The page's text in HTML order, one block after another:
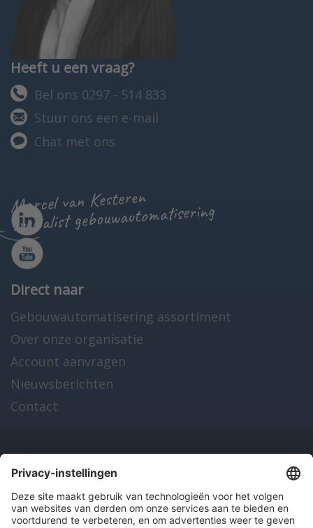
Heeft u een vraag?
Bel ons 0297 - 514 833
Stuur ons een e-mail
Chat met ons
Marcel van Kesteren
specialist gebouwautomatisering
Direct naar
Gebouwautomatisering assortiment
Over onze organisatie
Account aanvragen
Nieuwsberichten
Contact
Onze producten
en diensten
Over Hitma